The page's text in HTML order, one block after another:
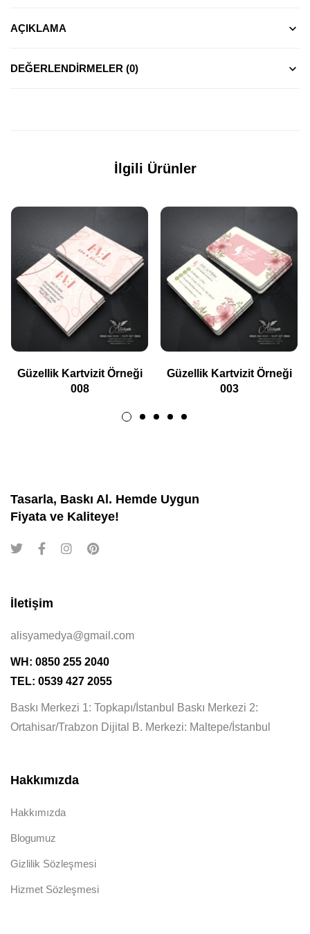
AÇIKLAMA
DEĞERLENDIRMELER (0)
İlgili Ürünler
Güzellik Kartvizit Örneği
008
Güzellik Kartvizit Örneği
003
Tasarla, Baskı Al. Hemde Uygun
Fiyata ve Kaliteye!
İletişim
alisyamedya@gmail.com
WH: 0850 255 2040
TEL: 0539 427 2055
Baskı Merkezi 1: Topkapı/İstanbul Baskı Merkezi 2:
Ortahisar/Trabzon Dijital B. Merkezi: Maltepe/İstanbul
Hakkımızda
Hakkımızda
Blogumuz
Gizlilik Sözleşmesi
Hizmet Sözleşmesi